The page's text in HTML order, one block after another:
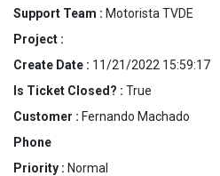
Support Team : Motorista TVDE
Project :
Create Date : 11/21/2022 15:59:17
Is Ticket Closed? : True
Customer : Fernando Machado
Phone
Priority : Normal